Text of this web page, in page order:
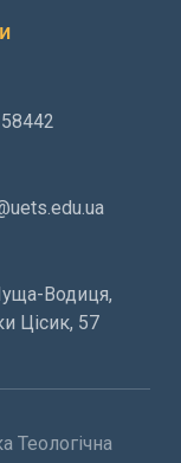
Водиця,
Цісик, 57
Теологічна